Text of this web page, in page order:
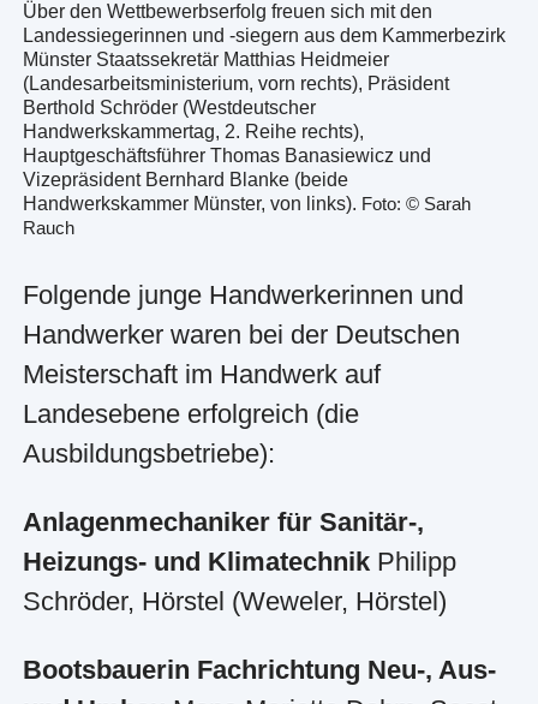
Über den Wettbewerbserfolg freuen sich mit den
Landessiegerinnen und -siegern aus dem Kammerbezirk
Münster Staatssekretär Matthias Heidmeier
(Landesarbeitsministerium, vorn rechts), Präsident
Berthold Schröder (Westdeutscher
Handwerkskammertag, 2. Reihe rechts),
Hauptgeschäftsführer Thomas Banasiewicz und
Vizepräsident Bernhard Blanke (beide
Handwerkskammer Münster, von links). Foto: © Sarah
Rauch
Folgende junge Handwerkerinnen und
Handwerker waren bei der Deutschen
Meisterschaft im Handwerk auf
Landesebene erfolgreich (die
Ausbildungsbetriebe):
Anlagenmechaniker für Sanitär-,
Heizungs- und Klimatechnik Philipp
Schröder, Hörstel (Weweler, Hörstel)
Bootsbauerin Fachrichtung Neu-, Aus-